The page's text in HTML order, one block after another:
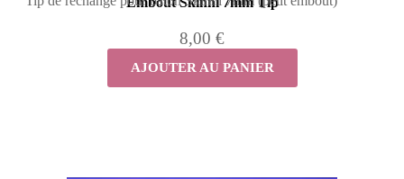
8,00 €
AJOUTER AU PANIER